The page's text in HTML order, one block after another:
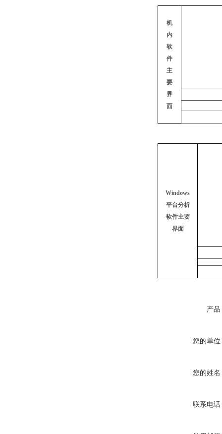
机
内
软
件
主
要
界
面
Windows
平台分析
软件主要
界面
产品
您的单位
您的姓名
联系电话